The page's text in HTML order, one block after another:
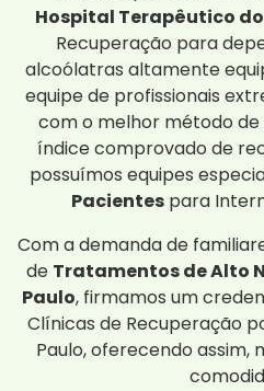
Hospital Terapêutico
Recuperação para
alcoólatras altamente
equipe de profissionais
com o melhor método
índice comprovado de
possuímos equipes
Pacientes para
Com a demanda de
de Tratamentos de Alto
Paulo, firmamos um
Clínicas de Recuperação
Paulo, oferecendo assim,